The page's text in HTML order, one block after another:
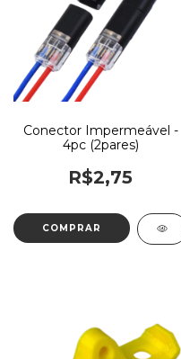
Conector Impermeável -
4pc (2pares)
R$2,75